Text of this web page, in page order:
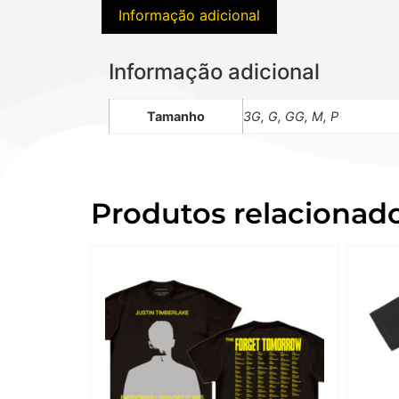
Informação adicional
Informação adicional
Tamanho 3G, G, GG, M, P
Produtos